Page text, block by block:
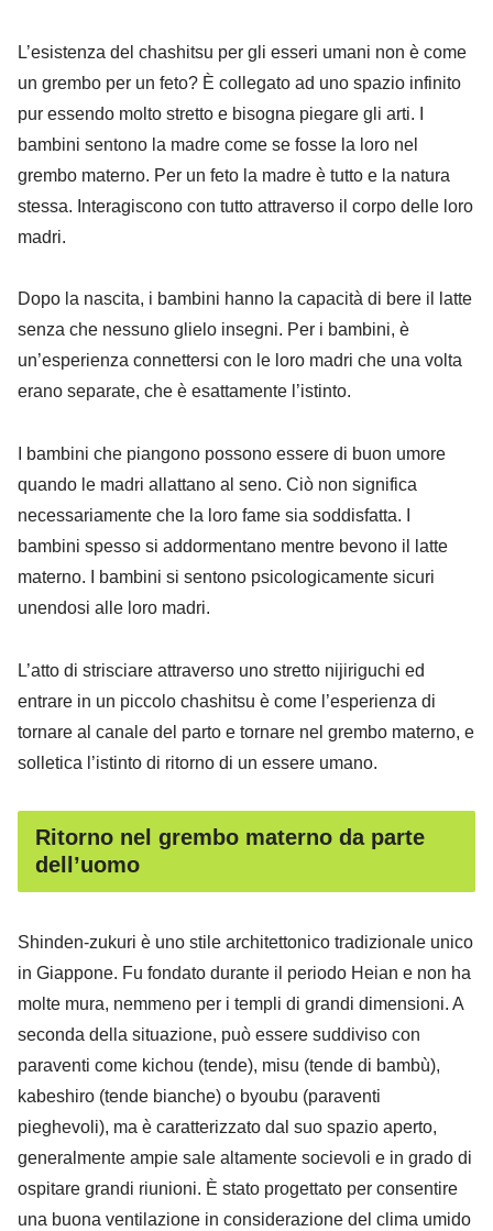
L’esistenza del chashitsu per gli esseri umani non è come
un grembo per un feto? È collegato ad uno spazio infinito
pur essendo molto stretto e bisogna piegare gli arti. I
bambini sentono la madre come se fosse la loro nel
grembo materno. Per un feto la madre è tutto e la natura
stessa. Interagiscono con tutto attraverso il corpo delle loro
madri.
Dopo la nascita, i bambini hanno la capacità di bere il latte
senza che nessuno glielo insegni. Per i bambini, è
un’esperienza connettersi con le loro madri che una volta
erano separate, che è esattamente l’istinto.
I bambini che piangono possono essere di buon umore
quando le madri allattano al seno. Ciò non significa
necessariamente che la loro fame sia soddisfatta. I
bambini spesso si addormentano mentre bevono il latte
materno. I bambini si sentono psicologicamente sicuri
unendosi alle loro madri.
L’atto di strisciare attraverso uno stretto nijiriguchi ed
entrare in un piccolo chashitsu è come l’esperienza di
tornare al canale del parto e tornare nel grembo materno, e
solletica l’istinto di ritorno di un essere umano.
Ritorno nel grembo materno da parte
dell’uomo
Shinden-zukuri è uno stile architettonico tradizionale unico
in Giappone. Fu fondato durante il periodo Heian e non ha
molte mura, nemmeno per i templi di grandi dimensioni. A
seconda della situazione, può essere suddiviso con
paraventi come kichou (tende), misu (tende di bambù),
kabeshiro (tende bianche) o byoubu (paraventi
pieghevoli), ma è caratterizzato dal suo spazio aperto,
generalmente ampie sale altamente socievoli e in grado di
ospitare grandi riunioni. È stato progettato per consentire
una buona ventilazione in considerazione del clima umido